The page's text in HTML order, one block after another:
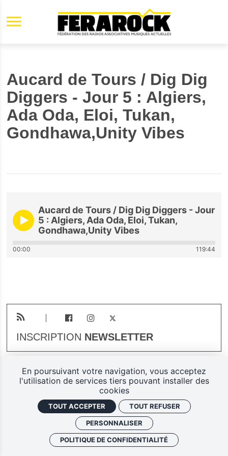
Aller au contenu principal
Aucard de Tours / Dig Dig
Diggers - Jour 5 : Algiers,
Ada Oda, Eloi, Tukan,
Gondhawa,Unity Vibes
Aucard de Tours / Dig Dig Diggers - Jour
5 : Algiers, Ada Oda, Eloi, Tukan,
Gondhawa,Unity Vibes
00:00 119:44
INSCRIPTION NEWSLETTER
Plan du site
Mentions légales
Politique de confidentialité
Ferarock.org, une réalisation
En poursuivant votre navigation, vous acceptez
l'utilisation de services tiers pouvant installer des
cookies
TOUT ACCEPTER TOUT REFUSER
PERSONNALISER
POLITIQUE DE CONFIDENTIALITÉ